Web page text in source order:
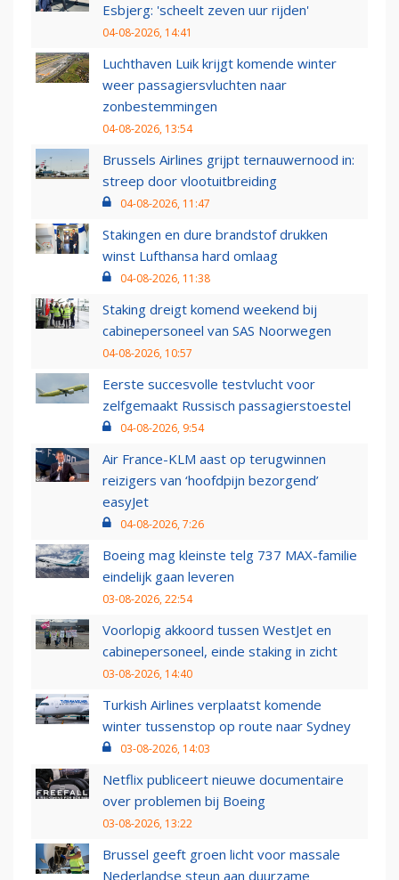
Esbjerg: 'scheelt zeven uur rijden'
04-08-2026, 14:41
Luchthaven Luik krijgt komende winter
weer passagiersvluchten naar
zonbestemmingen
04-08-2026, 13:54
Brussels Airlines grijpt ternauwernood in:
streep door vlootuitbreiding
04-08-2026, 11:47
Stakingen en dure brandstof drukken
winst Lufthansa hard omlaag
04-08-2026, 11:38
Staking dreigt komend weekend bij
cabinepersoneel van SAS Noorwegen
04-08-2026, 10:57
Eerste succesvolle testvlucht voor
zelfgemaakt Russisch passagierstoestel
04-08-2026, 9:54
Air France-KLM aast op terugwinnen
reizigers van ‘hoofdpijn bezorgend’
easyJet
04-08-2026, 7:26
Boeing mag kleinste telg 737 MAX-familie
eindelijk gaan leveren
03-08-2026, 22:54
Voorlopig akkoord tussen WestJet en
cabinepersoneel, einde staking in zicht
03-08-2026, 14:40
Turkish Airlines verplaatst komende
winter tussenstop op route naar Sydney
03-08-2026, 14:03
Netflix publiceert nieuwe documentaire
over problemen bij Boeing
03-08-2026, 13:22
Brussel geeft groen licht voor massale
Nederlandse steun aan duurzame